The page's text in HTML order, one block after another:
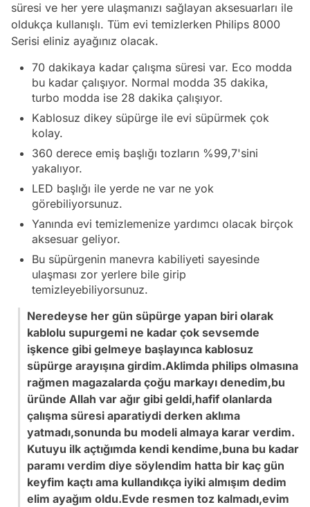
süresi ve her yere ulaşmanızı sağlayan aksesuarları ile
oldukça kullanışlı. Tüm evi temizlerken Philips 8000
Serisi eliniz ayağınız olacak.
70 dakikaya kadar çalışma süresi var. Eco modda
bu kadar çalışıyor. Normal modda 35 dakika,
turbo modda ise 28 dakika çalışıyor.
Kablosuz dikey süpürge ile evi süpürmek çok
kolay.
360 derece emiş başlığı tozların %99,7'sini
yakalıyor.
LED başlığı ile yerde ne var ne yok
görebiliyorsunuz.
Yanında evi temizlemenize yardımcı olacak birçok
aksesuar geliyor.
Bu süpürgenin manevra kabiliyeti sayesinde
ulaşması zor yerlere bile girip
temizleyebiliyorsunuz.
Neredeyse her gün süpürge yapan biri olarak
kablolu supurgemi ne kadar çok sevsemde
işkence gibi gelmeye başlayınca kablosuz
süpürge arayışına girdim.Aklimda philips olmasına
rağmen magazalarda çoğu markayı denedim,bu
üründe Allah var ağır gibi geldi,hafif olanlarda
çalışma süresi aparatiydi derken aklıma
yatmadı,sonunda bu modeli almaya karar verdim.
Kutuyu ilk açtığımda kendi kendime,buna bu kadar
paramı verdim diye söylendim hatta bir kaç gün
keyfim kaçtı ama kullandıkça iyiki almışım dedim
elim ayağım oldu.Evde resmen toz kalmadı,evim